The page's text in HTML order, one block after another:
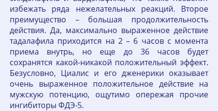
избежать ряда нежелательных реакций. Второе
преимущество – большая продолжительность
действия. Да, максимально выраженное действие
тадалафила приходится на 2 – 6 часов с момента
приема внутрь, но еще до 36 часов будет
сохранятся какой-никакой положительный эффект.
Безусловно, Циалис и его дженерики оказывает
очень выраженное положительное действие на
мужскую потенцию, ощутимо опережая прочие
ингибиторы ФДЭ-5.